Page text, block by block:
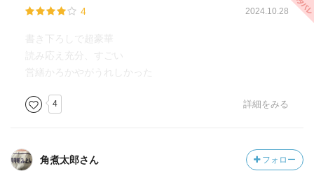
4 2024.10.28
書き下ろしで超豪華
読み応え充分、すごい
営繕かろかやがうれしかった
4 詳細をみる
角煮太郎さん フォロー